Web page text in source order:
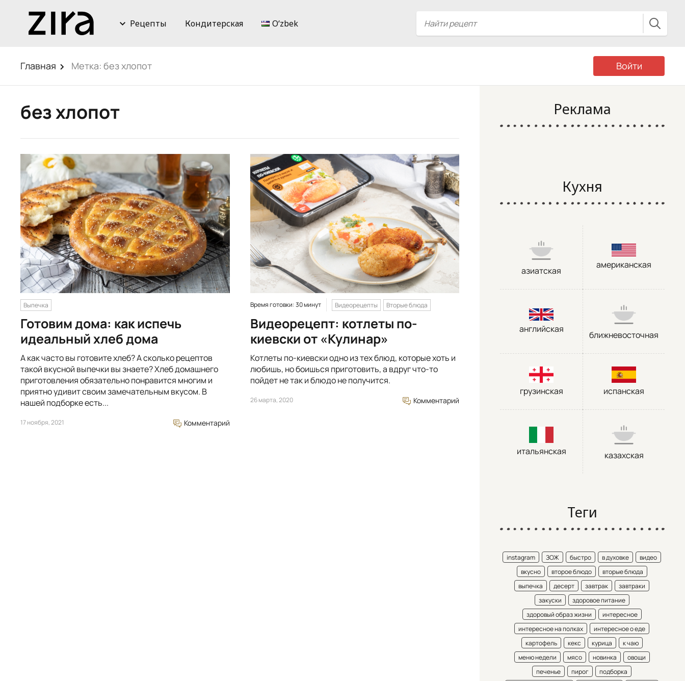
Рецепты Кондитерская Oʻzbek
Главная Метка: без хлопот Войти
без хлопот
Выпечка
Готовим дома: как испечь
идеальный хлеб дома
А как часто вы готовите хлеб? А сколько рецептов
такой вкусной выпечки вы знаете? Хлеб домашнего
приготовления обязательно понравится многим и
приятно удивит своим замечательным вкусом. В
нашей подборке есть...
17 ноября, 2021 Комментарий
Время готовки: 30 минут Видеорецепты Вторые блюда
Видеорецепт: котлеты по-
киевски от «Кулинар»
Котлеты по-киевски одно из тех блюд, которые хоть и
любишь, но боишься приготовить, а вдруг что-то
пойдет не так и блюдо не получится.
26 марта, 2020 Комментарий
Реклама
Кухня
азиатская
американская
английская
ближневосточная
грузинская испанская
итальянская казахская
Теги
instagram ЗОЖ быстро в духовке
видео
вкусно
второе блюдо
вторые блюда
выпечка
десерт завтрак
завтраки
закуски
здоровое питание
здоровый образ жизни
интересное
интересное на полках
интересное о еде
картофель
кекс курица
к чаю
меню недели
мясо новинка
овощи
печенье
пирог
подборка